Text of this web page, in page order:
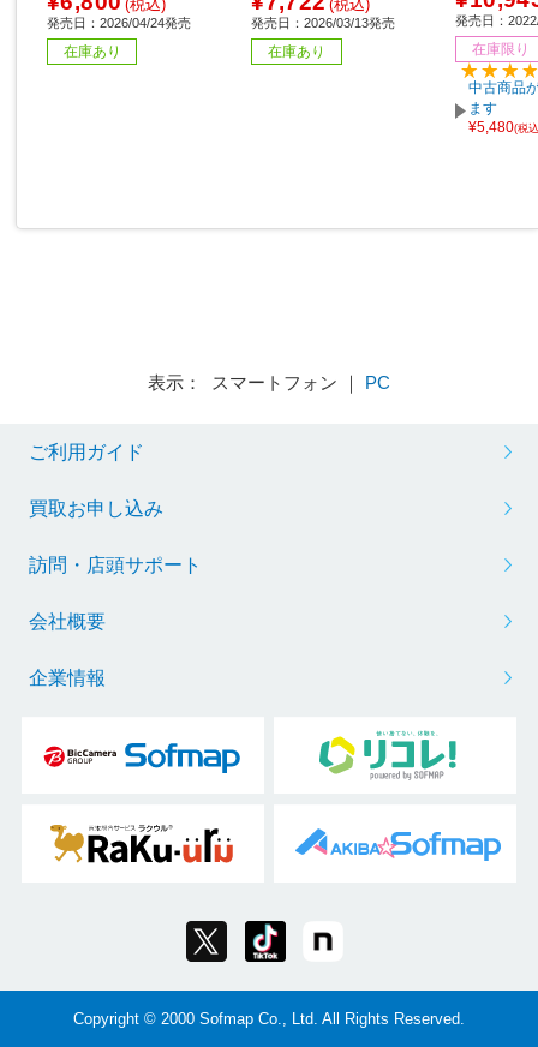
(税込)
発売日：2026/04/24発売
在庫あり
(税込)
発売日：2026/03/13発売
在庫あり
発売日：
在庫限り
中古商品
ます
¥5,480(税
表示： スマートフォン ｜ PC
ご利用ガイド
買取お申し込み
訪問・店頭サポート
会社概要
企業情報
Copyright © 2000 Sofmap Co., Ltd. All Rights Reserved.